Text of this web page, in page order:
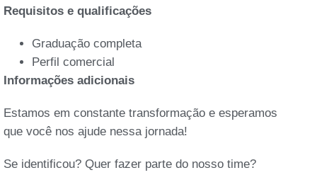
Requisitos e qualificações
Graduação completa
Perfil comercial
Informações adicionais
Estamos em constante transformação e esperamos
que você nos ajude nessa jornada!
Se identificou? Quer fazer parte do nosso time?